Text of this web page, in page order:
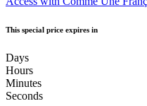
This special price expires in
Days
Hours
Minutes
Seconds